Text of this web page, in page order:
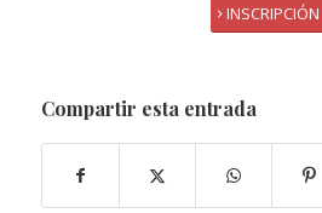
INSCRIPCIÓN
Compartir esta entrada